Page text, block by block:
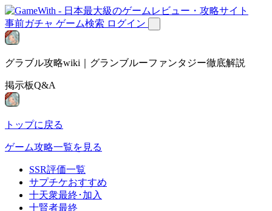
事前ガチャ ゲーム検索 ログイン
グラブル攻略wiki｜グランブルーファンタジー徹底解説
掲示板Q&A
トップに戻る
ゲーム攻略一覧を見る
SSR評価一覧
サプチケおすすめ
十天衆最終･加入
十賢者最終